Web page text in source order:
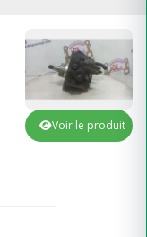
Voir le produit